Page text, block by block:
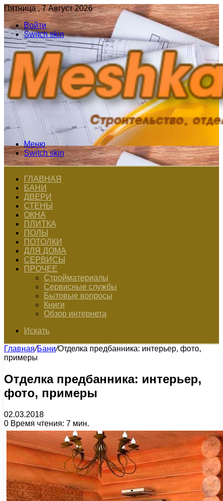
Пятница , 7 Август 2026
Войти
Switch skin
Меню
Switch skin
ГЛАВНАЯ
БАНИ
ДВЕРИ
СТЕНЫ
ОКНА
ПЛИТКА
ПОЛЫ
ПОТОЛКИ
ДЛЯ ДОМА
СЕРВИСЫ
ПРОЧЕЕ
Стройматериалы
Сервисные службы
Бытовые вопросы
Книги
Обзор интернета
Искать
Главная/Бани/Отделка предбанника: интерьер, фото,
примеры
Отделка предбанника: интерьер,
фото, примеры
02.03.2018
0 Время чтения: 7 мин.